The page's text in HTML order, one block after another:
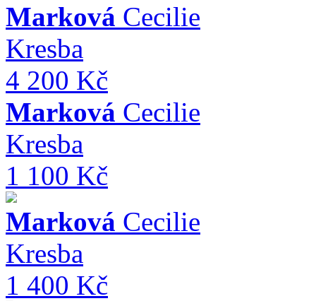
Marková Cecilie
Kresba
4 200 Kč
Marková Cecilie
Kresba
1 100 Kč
Marková Cecilie
Kresba
1 400 Kč